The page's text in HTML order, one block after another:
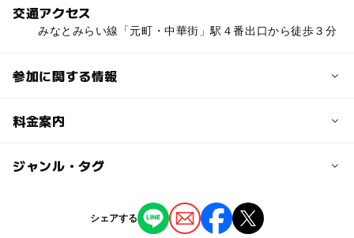
交通アクセス
みなとみらい線「元町・中華街」駅４番出口から徒歩３分
参加に関する情報
定員
料金案内
子供の料金
子供の料金詳細
ジャンル・タグ
シェアする